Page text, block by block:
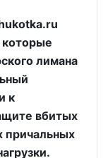
лимана
к
вбитых
причальных